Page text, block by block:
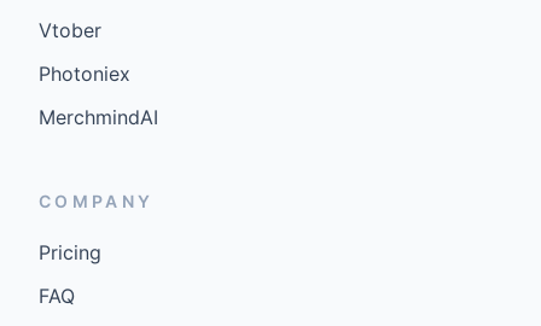
Vtober
Photoniex
MerchmindAI
COMPANY
Pricing
FAQ